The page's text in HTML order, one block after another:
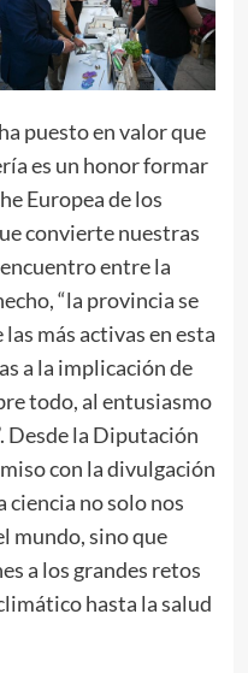
puesto en valor que
es un honor formar
Europea de los
convierte nuestras
entre la
“la provincia se
más activas en esta
a la implicación de
todo, al entusiasmo
Desde la Diputación
con la divulgación
ciencia no solo nos
mundo, sino que
a los grandes retos
hasta la salud